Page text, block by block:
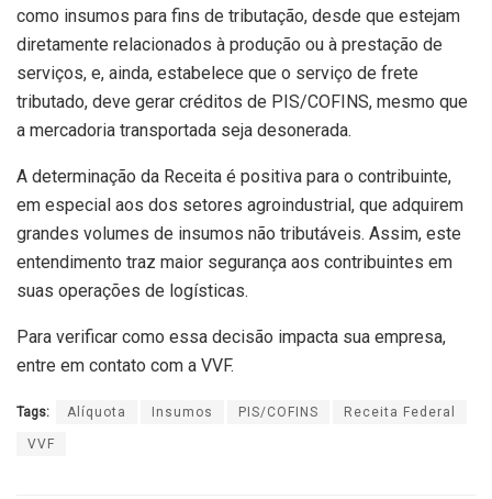
como insumos para fins de tributação, desde que estejam
diretamente relacionados à produção ou à prestação de
serviços, e, ainda, estabelece que o serviço de frete
tributado, deve gerar créditos de PIS/COFINS, mesmo que
a mercadoria transportada seja desonerada.
A determinação da Receita é positiva para o contribuinte,
em especial aos dos setores agroindustrial, que adquirem
grandes volumes de insumos não tributáveis. Assim, este
entendimento traz maior segurança aos contribuintes em
suas operações de logísticas.
Para verificar como essa decisão impacta sua empresa,
entre em contato com a VVF.
Tags: Alíquota Insumos PIS/COFINS Receita Federal
VVF